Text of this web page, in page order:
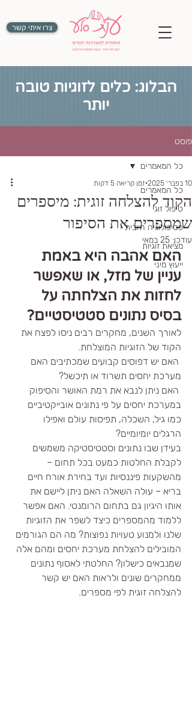
צרו איתי קשר
הבלוג: כלים לזוגיות טובה
יותר
פוסט
כל המאמרים
טיפול זוגי
פסיכולוגיה חיובית
מציאת זוגיות
ייעוץ מיני
כל המאמרים
הקוד להצלחה זוגית: מיספרים
שמספרים את הסיפור
10 בפבר׳ 2025 זמן קריאה 5 דקות
עודכן: 25 במאי
האם אהבה היא באמת
עניין של מזל, או שאפשר
לחזות את הצלחתה על
בסיס נתונים סטטיסטיים?
לאורך השנים, מחקרים רבים ניסו לפצח את
הקוד של הזוגיות המוצלחת.
האם יש דפוסים קבועים שמכתיבים האם
מערכת יחסים תשרוד או תיכשל?
האם ניתן לנבא את רמת האושר והסיפוק
במערכת יחסים על פי נתונים אובייקטיביים
כמו גיל, השכלה, תפיסות עולם ואפילו
הרגלים יומיומיים?
בעידן שבו נתונים וסטטיסטיקה משמשים
לקבלת החלטות כמעט בכל תחום –
מהשקעות פיננסיות ועד בחירת אורח חיים
בריא – עולה השאלה האם ניתן ליישם את
אותו היגיון גם בתחום הרומנטי. האם אפשר
ללמוד מהמספרים כיצד לשפר את הזוגיות
שלנו ולמנוע טעויות נפוצות? מה הם הגורמים
המובילים להצלחת מערכת יחסים ומהם אלה
שמנבאים כישלון? החלטתי לאסוף נתונים
ממחקרים שונים ולראות האם יש קשר
להצלחה זוגית לפי מספרים.